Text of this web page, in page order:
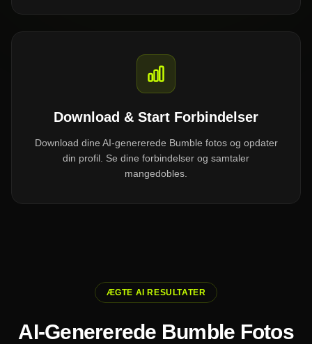
Download & Start Forbindelser
Download dine AI-genererede Bumble fotos og opdater
din profil. Se dine forbindelser og samtaler
mangedobles.
ÆGTE AI RESULTATER
AI-Genererede Bumble Fotos